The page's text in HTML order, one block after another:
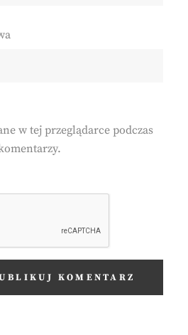
w tej przeglądarce podczas